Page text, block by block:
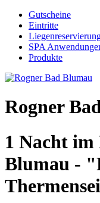
Gutscheine
Eintritte
SPA
Produkte
Rogner
1 Nacht im
Blumau -